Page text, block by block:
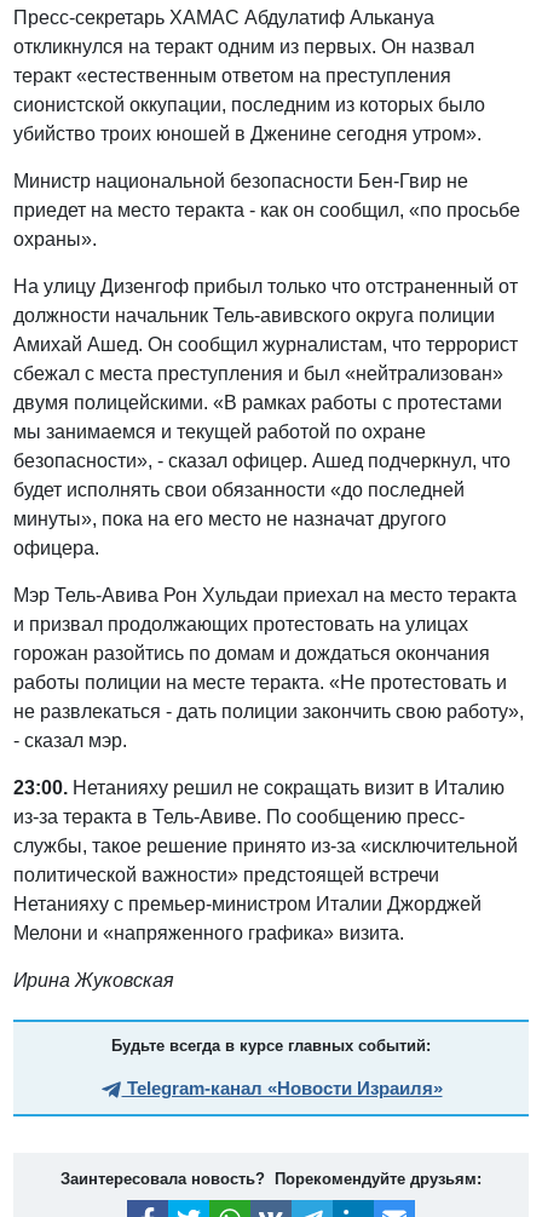
Пресс-секретарь ХАМАС Абдулатиф Алькануа
откликнулся на теракт одним из первых. Он назвал
теракт «естественным ответом на преступления
сионистской оккупации, последним из которых было
убийство троих юношей в Дженине сегодня утром».
Министр национальной безопасности Бен-Гвир не
приедет на место теракта - как он сообщил, «по просьбе
охраны».
На улицу Дизенгоф прибыл только что отстраненный от
должности начальник Тель-авивского округа полиции
Амихай Ашед. Он сообщил журналистам, что террорист
сбежал с места преступления и был «нейтрализован»
двумя полицейскими. «В рамках работы с протестами
мы занимаемся и текущей работой по охране
безопасности», - сказал офицер. Ашед подчеркнул, что
будет исполнять свои обязанности «до последней
минуты», пока на его место не назначат другого
офицера.
Мэр Тель-Авива Рон Хульдаи приехал на место теракта
и призвал продолжающих протестовать на улицах
горожан разойтись по домам и дождаться окончания
работы полиции на месте теракта. «Не протестовать и
не развлекаться - дать полиции закончить свою работу»,
- сказал мэр.
23:00. Нетанияху решил не сокращать визит в Италию
из-за теракта в Тель-Авиве. По сообщению пресс-
службы, такое решение принято из-за «исключительной
политической важности» предстоящей встречи
Нетанияху с премьер-министром Италии Джорджей
Мелони и «напряженного графика» визита.
Ирина Жуковская
Будьте всегда в курсе главных событий:
Telegram-канал «Новости Израиля»
Заинтересовала новость? Порекомендуйте друзьям: